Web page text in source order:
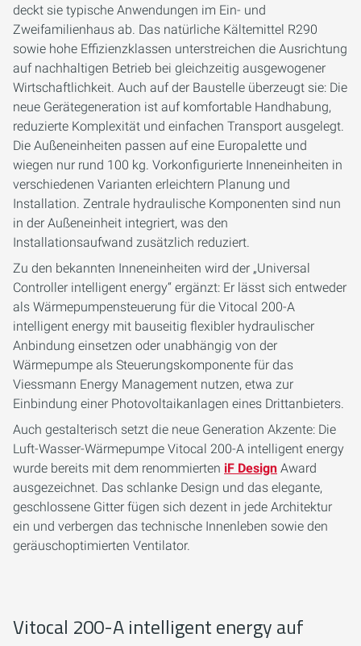
deckt sie typische Anwendungen im Ein- und
Zweifamilienhaus ab. Das natürliche Kältemittel R290
sowie hohe Effizienzklassen unterstreichen die Ausrichtung
auf nachhaltigen Betrieb bei gleichzeitig ausgewogener
Wirtschaftlichkeit. Auch auf der Baustelle überzeugt sie: Die
neue Gerätegeneration ist auf komfortable Handhabung,
reduzierte Komplexität und einfachen Transport ausgelegt.
Die Außeneinheiten passen auf eine Europalette und
wiegen nur rund 100 kg. Vorkonfigurierte Inneneinheiten in
verschiedenen Varianten erleichtern Planung und
Installation. Zentrale hydraulische Komponenten sind nun
in der Außeneinheit integriert, was den
Installationsaufwand zusätzlich reduziert.
Zu den bekannten Inneneinheiten wird der „Universal
Controller intelligent energy“ ergänzt: Er lässt sich entweder
als Wärmepumpensteuerung für die Vitocal 200-A
intelligent energy mit bauseitig flexibler hydraulischer
Anbindung einsetzen oder unabhängig von der
Wärmepumpe als Steuerungskomponente für das
Viessmann Energy Management nutzen, etwa zur
Einbindung einer Photovoltaikanlagen eines Drittanbieters.
Auch gestalterisch setzt die neue Generation Akzente: Die
Luft-Wasser-Wärmepumpe Vitocal 200-A intelligent energy
wurde bereits mit dem renommierten iF Design Award
ausgezeichnet. Das schlanke Design und das elegante,
geschlossene Gitter fügen sich dezent in jede Architektur
ein und verbergen das technische Innenleben sowie den
geräuschoptimierten Ventilator.
Vitocal 200-A intelligent energy auf